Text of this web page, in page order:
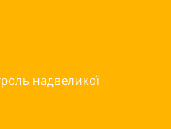
надвеликої